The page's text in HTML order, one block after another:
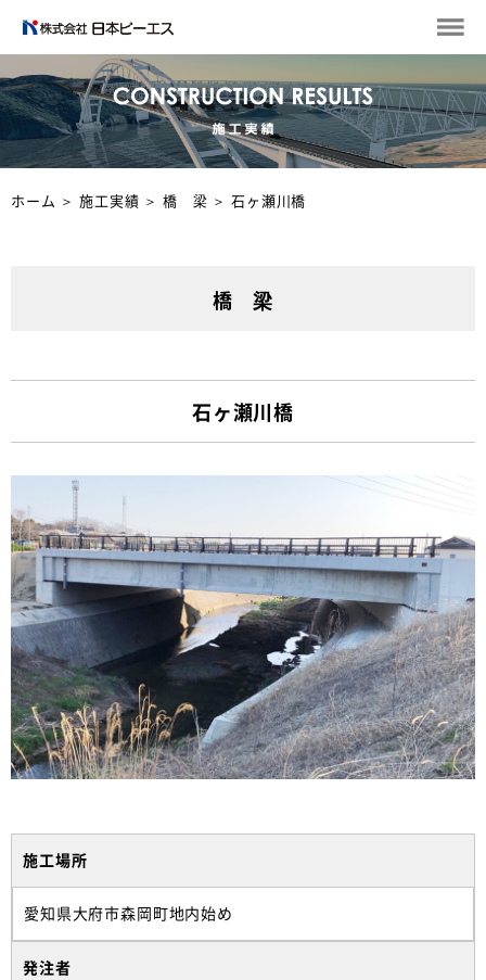
ホーム ＞施工実績 ＞ 橋 梁 ＞石ヶ瀬川橋
橋 梁
石ヶ瀬川橋
施工場所
愛知県大府市森岡町地内始め
発注者